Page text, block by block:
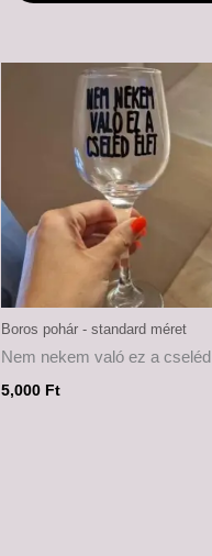
Boros pohár - standard méret
Nem nekem való ez a
5,000 Ft